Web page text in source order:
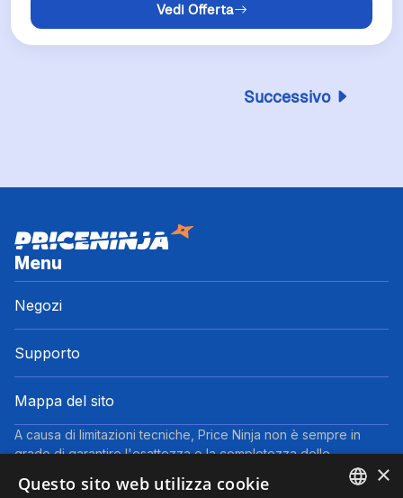
Vedi Offerta
Successivo
Menu
Negozi
Supporto
Mappa del sito
A causa di limitazioni tecniche, Price Ninja non è sempre in
grado di garantire l'esattezza o la completezza delle
informazioni fornite dai negozi. Pertanto, a causa della natura
delle attività di Price Ninja, in caso di divergenze tra le
×
Questo sito web utilizza cookie